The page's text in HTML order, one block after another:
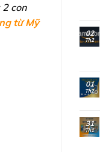
con
từ Mỹ
02
Th2
01
Th2
31
Th1